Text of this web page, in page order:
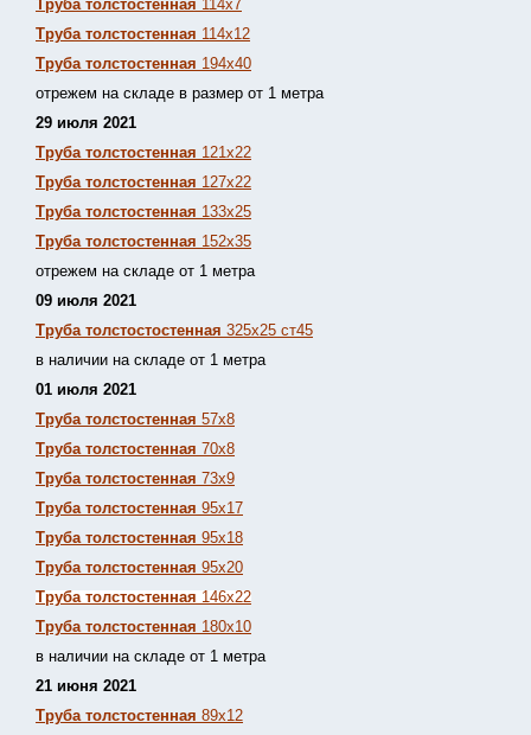
Труба толстостенная 114х7
Труба толстостенная 114х12
Труба толстостенная 194х40
отрежем на складе в размер от 1 метра
29 июля 2021
Труба толстостенная 121х22
Труба толстостенная 127х22
Труба толстостенная 133х25
Труба толстостенная 152х35
отрежем на складе от 1 метра
09 июля 2021
Труба толстостостенная 325х25 ст45
в наличии на складе от 1 метра
01 июля 2021
Труба толстостенная 57х8
Труба толстостенная 70х8
Труба толстостенная 73х9
Труба толстостенная 95х17
Труба толстостенная 95х18
Труба толстостенная 95х20
Труба толстостенная 146х22
Труба толстостенная 180х10
в наличии на складе от 1 метра
21 июня 2021
Труба толстостенная 89х12